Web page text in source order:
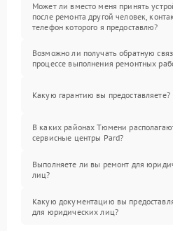
Может ли вместо меня принять
после ремонта другой человек,
телефон которого я предоставлю?
Возможно ли получать обратную
процессе выполнения ремонтных
Какую гарантию вы предоставляете?
В каких районах Тюмени
сервисные центры Pard?
Выполняете ли вы ремонт для
лиц?
Какую документацию вы
для юридических лиц?